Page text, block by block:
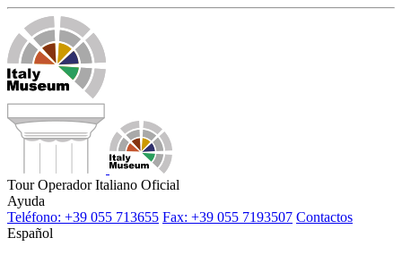
Tour Operador Italiano Oficial
Ayuda
Teléfono: +39 055 713655 Fax: +39 055 7193507 Contactos
Español